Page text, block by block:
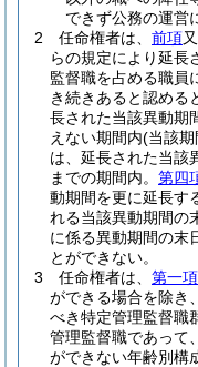
できず公務の運営
2
任命権者は、 前項
らの規定により延長
監督職を占める職員
き続きあると認める
長された当該異動期
えない期間内(当該期
は、延長された当該
までの期間内。 第四
動期間を更に延長す
れる当該異動期間の
に係る異動期間の末
とができない。
3
任命権者は、 第一項
ができる場合を除き
べき特定管理監督職
管理監督職であって
ができない年齢別構